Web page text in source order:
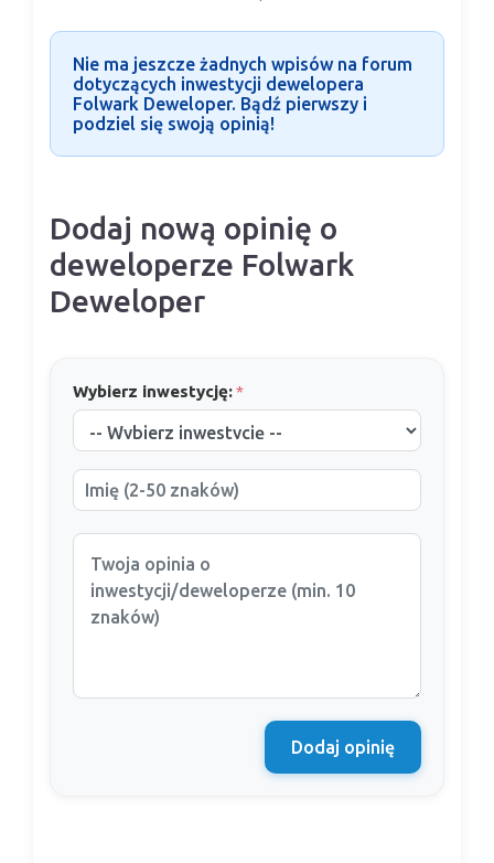
Nie ma jeszcze żadnych wpisów na forum
dotyczących inwestycji dewelopera
Folwark Deweloper. Bądź pierwszy i
podziel się swoją opinią!
Dodaj nową opinię o
deweloperze Folwark
Deweloper
Wybierz inwestycję:*
Dodaj opinię